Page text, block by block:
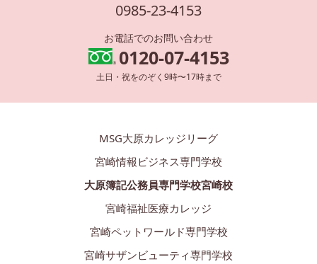
0985-23-4153
お電話でのお問い合わせ
0120-07-4153
土日・祝をのぞく9時〜17時まで
MSG大原カレッジリーグ
宮崎情報ビジネス専門学校
大原簿記公務員専門学校宮崎校
宮崎福祉医療カレッジ
宮崎ペットワールド専門学校
宮崎サザンビューティ専門学校